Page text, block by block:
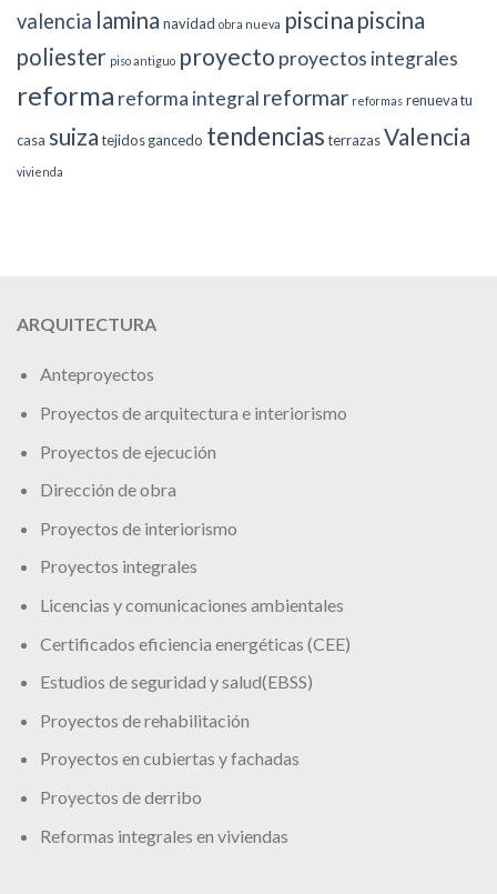
valencia lamina navidad obra nueva piscina piscina
poliester piso antiguo proyecto proyectos integrales
reforma reforma integral reformar reformas renueva tu
casa suiza tejidos gancedo tendencias terrazasValencia
vivienda
ARQUITECTURA
Anteproyectos
Proyectos de arquitectura e interiorismo
Proyectos de ejecución
Dirección de obra
Proyectos de interiorismo
Proyectos integrales
Licencias y comunicaciones ambientales
Certificados eficiencia energéticas (CEE)
Estudios de seguridad y salud(EBSS)
Proyectos de rehabilitación
Proyectos en cubiertas y fachadas
Proyectos de derribo
Reformas integrales en viviendas